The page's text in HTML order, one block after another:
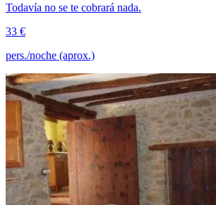
Todavía no se te cobrará nada.
33 €
pers./noche (aprox.)